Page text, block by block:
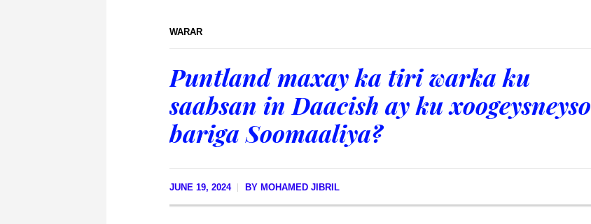
WARAR
Puntland maxay ka tiri warka ku
saabsan in Daacish ay ku xoogeysneyso
bariga Soomaaliya?
JUNE 19, 2024 BY MOHAMED JIBRIL